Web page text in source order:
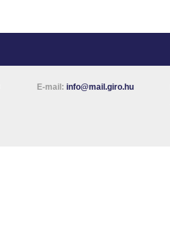
E-mail: info@mail.giro.hu